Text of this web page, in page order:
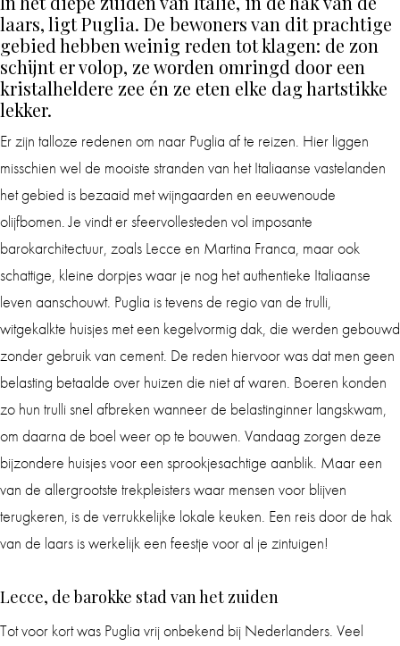
laars, ligt Puglia. De bewoners van dit prachtige
gebied hebben weinig reden tot klagen: de zon
schijnt er volop, ze worden omringd door een
kristalheldere zee én ze eten elke dag hartstikke
lekker.
Er zijn talloze redenen om naar Puglia af te reizen. Hier liggen
misschien wel de mooiste stranden van het Italiaanse vastelanden
het gebied is bezaaid met wijngaarden en eeuwenoude
olijfbomen. Je vindt er sfeervollesteden vol imposante
barokarchitectuur, zoals Lecce en Martina Franca, maar ook
schattige, kleine dorpjes waar je nog het authentieke Italiaanse
leven aanschouwt. Puglia is tevens de regio van de trulli,
witgekalkte huisjes met een kegelvormig dak, die werden gebouwd
zonder gebruik van cement. De reden hiervoor was dat men geen
belasting betaalde over huizen die niet af waren. Boeren konden
zo hun trulli snel afbreken wanneer de belastinginner langskwam,
om daarna de boel weer op te bouwen. Vandaag zorgen deze
bijzondere huisjes voor een sprookjesachtige aanblik. Maar een
van de allergrootste trekpleisters waar mensen voor blijven
terugkeren, is de verrukkelijke lokale keuken. Een reis door de hak
van de laars is werkelijk een feestje voor al je zintuigen!
Lecce, de barokke stad van het zuiden
Tot voor kort was Puglia vrij onbekend bij Nederlanders. Veel